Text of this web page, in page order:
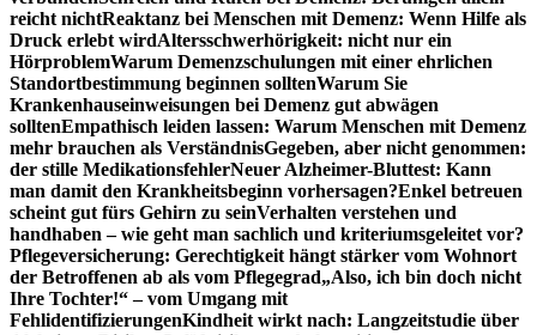
reicht nichtReaktanz bei Menschen mit Demenz: Wenn Hilfe als
Druck erlebt wirdAltersschwerhörigkeit: nicht nur ein
HörproblemWarum Demenzschulungen mit einer ehrlichen
Standortbestimmung beginnen solltenWarum Sie
Krankenhauseinweisungen bei Demenz gut abwägen
solltenEmpathisch leiden lassen: Warum Menschen mit Demenz
mehr brauchen als VerständnisGegeben, aber nicht genommen:
der stille MedikationsfehlerNeuer Alzheimer-Bluttest: Kann
man damit den Krankheitsbeginn vorhersagen?Enkel betreuen
scheint gut fürs Gehirn zu seinVerhalten verstehen und
handhaben – wie geht man sachlich und kriteriumsgeleitet vor?
Pflegeversicherung: Gerechtigkeit hängt stärker vom Wohnort
der Betroffenen ab als vom Pflegegrad„Also, ich bin doch nicht
Ihre Tochter!“ – vom Umgang mit
FehlidentifizierungenKindheit wirkt nach: Langzeitstudie über